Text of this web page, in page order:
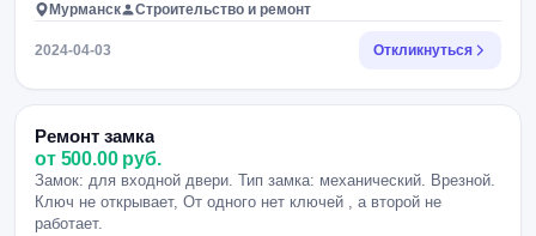
Мурманск Строительство и ремонт
2024-04-03 Откликнуться
Ремонт замка
от 500.00 руб.
Замок: для входной двери. Тип замка: механический. Врезной.
Ключ не открывает, От одного нет ключей , а второй не
работает.